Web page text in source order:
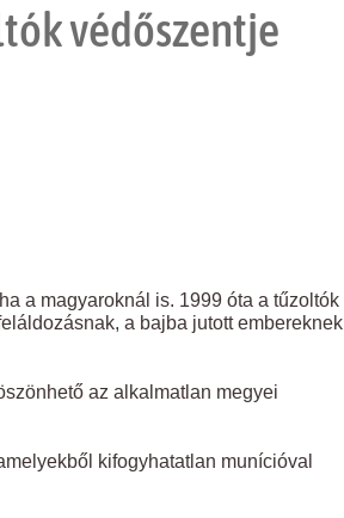
védőszentje
a magyaroknál is. 1999 óta a tűzoltók
a bajba jutott embereknek
az alkalmatlan megyei
kifogyhatatlan munícióval